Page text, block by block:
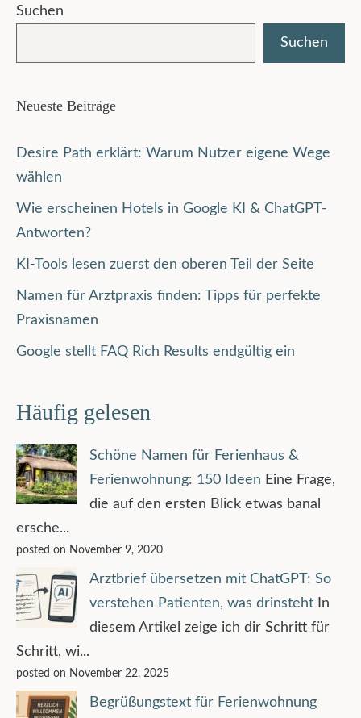
Suchen
Suchen
Neueste Beiträge
Desire Path erklärt: Warum Nutzer eigene Wege
wählen
Wie erscheinen Hotels in Google KI & ChatGPT-
Antworten?
KI-Tools lesen zuerst den oberen Teil der Seite
Namen für Arztpraxis finden: Tipps für perfekte
Praxisnamen
Google stellt FAQ Rich Results endgültig ein
Häufig gelesen
Schöne Namen für Ferienhaus &
Ferienwohnung: 150 Ideen Eine Frage,
die auf den ersten Blick etwas banal
ersche...
posted on November 9, 2020
Arztbrief übersetzen mit ChatGPT: So
verstehen Patienten, was drinsteht
In
diesem Artikel zeige ich dir Schritt für
Schritt, wi...
posted on November 22, 2025
Begrüßungstext für Ferienwohnung